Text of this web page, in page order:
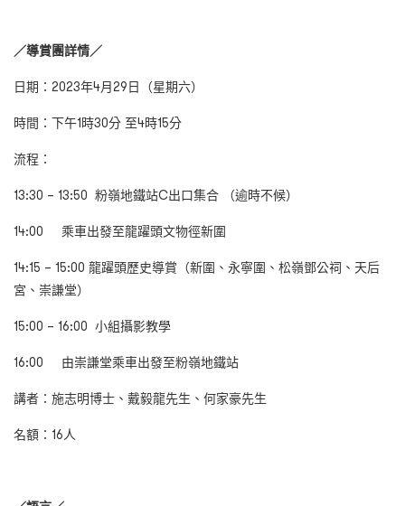
／導賞團詳情／
日期：2023年4月29日（星期六）
時間：下午1時30分 至4時15分
流程：
13:30 – 13:50 粉嶺地鐵站C出口集合 （逾時不候）
14:00 乘車出發至龍躍頭文物徑新圍
14:15 – 15:00 龍躍頭歷史導賞（新圍、永寧圍、松嶺鄧公祠、天后
宮、崇謙堂）
15:00 – 16:00 小組攝影教學
16:00 由崇謙堂乘車出發至粉嶺地鐵站
講者：施志明博士、戴毅龍先生、何家豪先生
名額：16人